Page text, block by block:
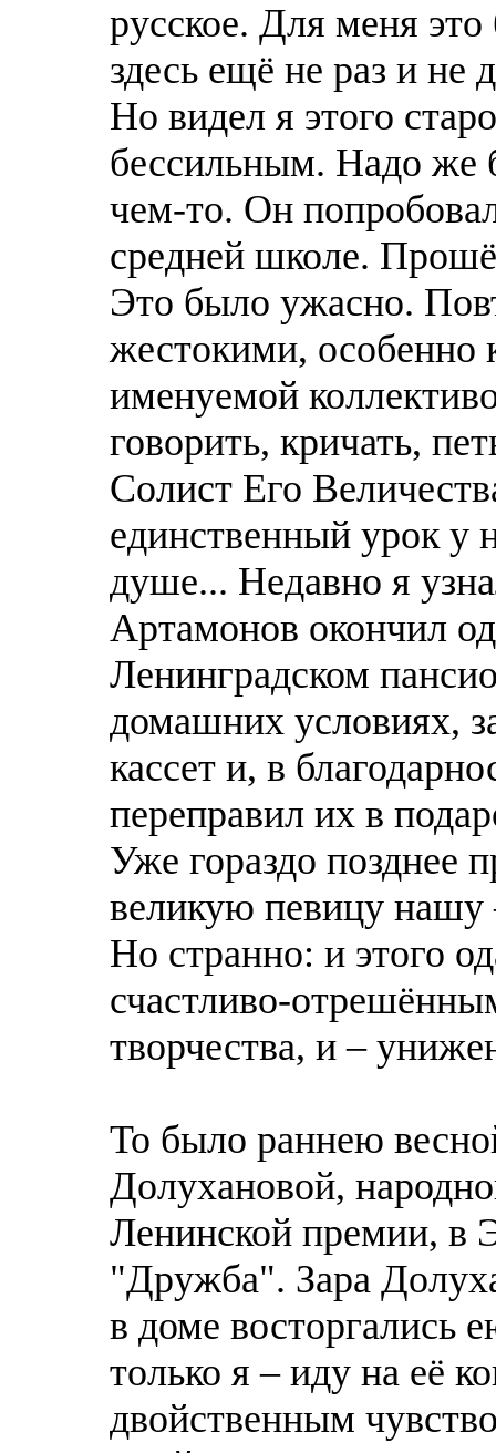
русское. Для меня
здесь ещё не раз и не
Но видел я этого
бессильным. Надо же
чем-то. Он
средней школе.
Это было ужасно.
жестокими, особенно
именуемой
говорить, кричать,
Солист Его
единственный урок у
душе... Недавно я
Артамонов окончил
Ленинградском
домашних условиях,
кассет и, в
переправил их в
Уже гораздо позднее
великую певицу нашу
Но странно: и этого
счастливо-
творчества, и –
То было раннею
Долухановой,
Ленинской премии, в
"Дружба". Зара
в доме восторгались
только я – иду на её
двойственным